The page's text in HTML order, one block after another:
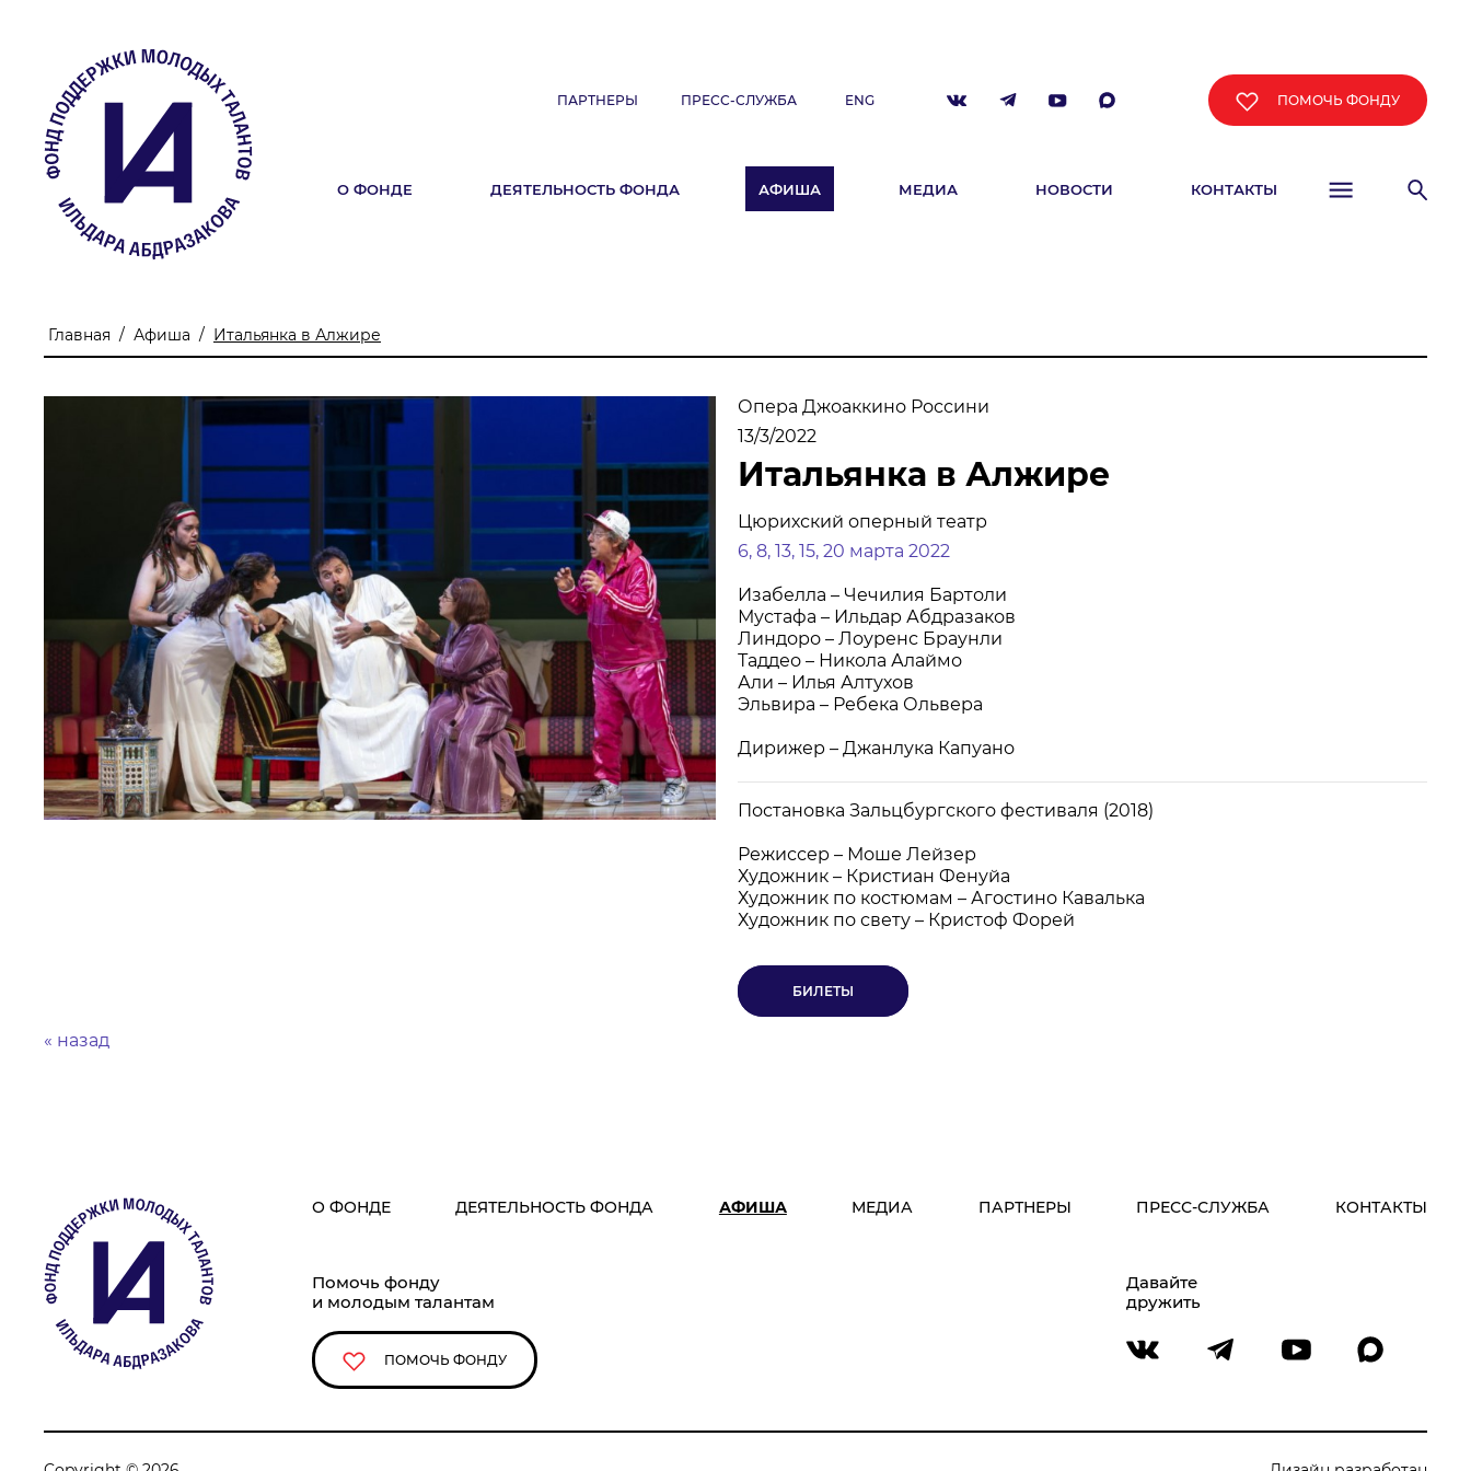
О ФОНДЕ
Учредители
Миссия
ДЕЯТЕЛЬНОСТЬ ФОНДА
Клуб меценатов
НОВОСТИ ПАРТНЕРЫ
ПРЕСС-СЛУЖБА КОНТАКТЫ
+7 (915) 490-33-00
info@iafoundation.ru
109544, Россия, г. Москва, ул. Школьная, 27 стр. 1
ПОМОЧЬ ФОНДУ
ПАРТНЕРЫ ПРЕСС-СЛУЖБА ENG ПОМОЧЬ ФОНДУ
О ФОНДЕ ДЕЯТЕЛЬНОСТЬ ФОНДА АФИША МЕДИА НОВОСТИ КОНТАКТЫ
Главная / Афиша / Итальянка в Алжире
Опера Джоаккино Россини
13/3/2022
Итальянка в Алжире
Цюрихский оперный театр
6, 8, 13, 15, 20 марта 2022
Изабелла – Чечилия Бартоли
Мустафа – Ильдар Абдразаков
Линдоро – Лоуренс Браунли
Таддео – Никола Алаймо
Али – Илья Алтухов
Эльвира – Ребека Ольвера
Дирижер – Джанлука Капуано
Постановка Зальцбургского фестиваля (2018)
Режиссер – Моше Лейзер
Художник – Кристиан Фенуйа
Художник по костюмам – Агостино Кавалька
Художник по свету – Кристоф Форей
БИЛЕТЫ
« назад
О ФОНДЕ ДЕЯТЕЛЬНОСТЬ ФОНДА АФИША МЕДИА ПАРТНЕРЫ ПРЕСС-СЛУЖБА КОНТАКТЫ
Помочь фонду
и молодым талантам
ПОМОЧЬ ФОНДУ
Давайте
дружить